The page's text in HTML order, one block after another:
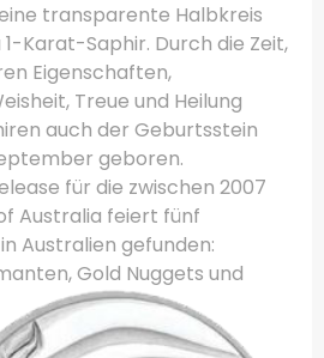
transparente Halbkreis
1-Karat-Saphir. Durch die Zeit,
Eigenschaften,
, Treue und Heilung
auch der Geburtsstein
geboren.
für die zwischen 2007
Australia feiert fünf
in Australien gefunden:
Gold Nuggets und